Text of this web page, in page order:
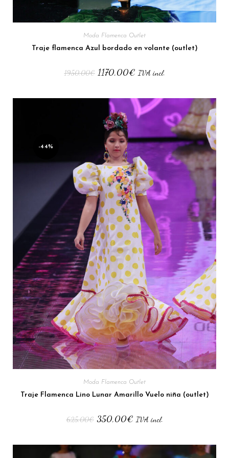
Moda Flamenca Outlet
Traje flamenca Azul bordado en volante (outlet)
1950,00€ 1170,00€ IVA incl.
-44%
Moda Flamenca Outlet
Traje Flamenca Lino Lunar Amarillo Vuelo niña (outlet)
625,00€ 350,00€ IVA incl.